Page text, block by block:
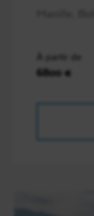
À partir de
6800 €